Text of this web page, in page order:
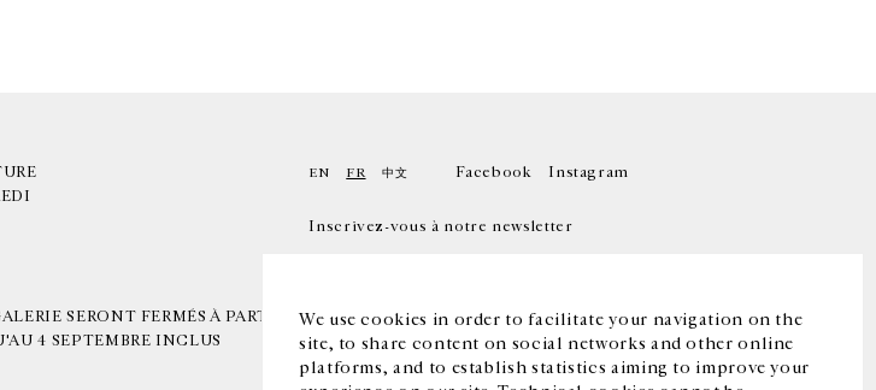
We use cookies in order to facilitate your navigation on the
site, to share content on social networks and other online
platforms, and to establish statistics aiming to improve your
SERONT FERMÉS À PARTIR
4 SEPTEMBRE INCLUS
EN FR 中文 Facebook Instagram
Inscrivez-vous à notre newsletter